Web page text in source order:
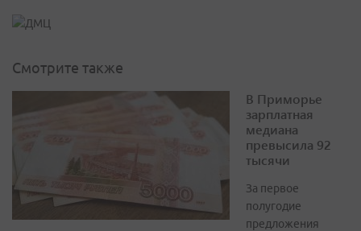
Смотрите также
В Приморье
зарплатная
медиана
превысила 92
тысячи
За первое
полугодие
предложения